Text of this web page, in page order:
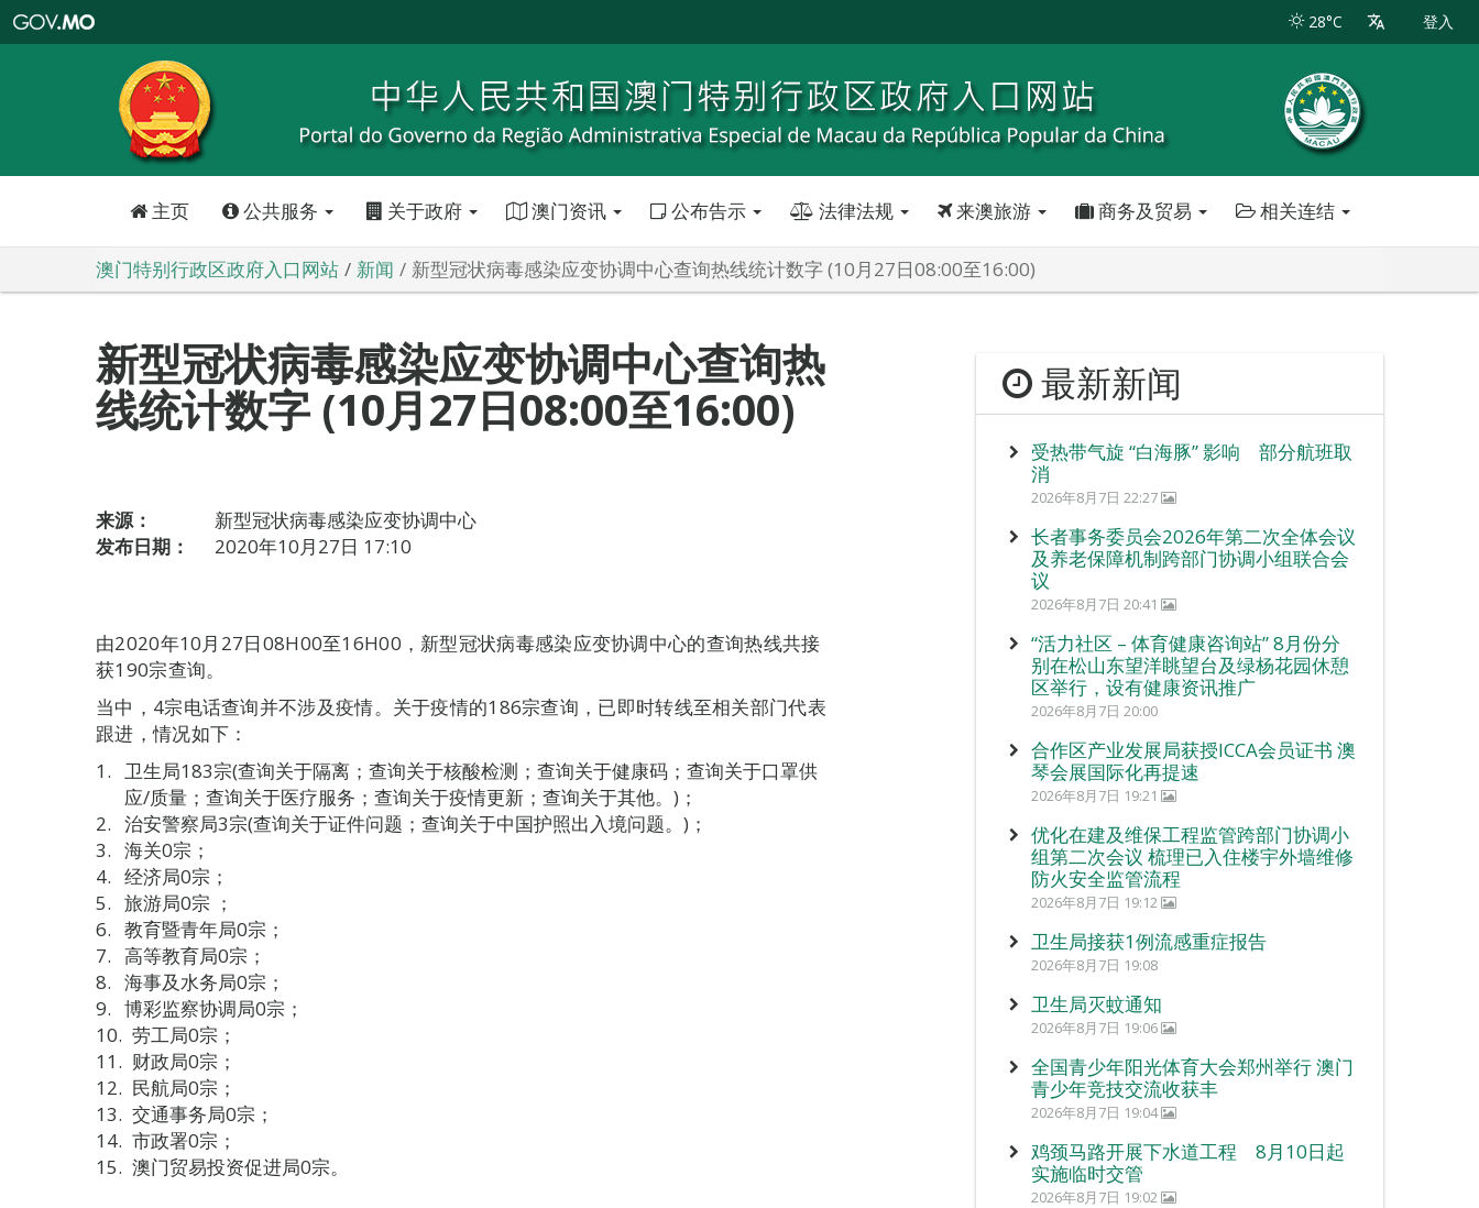
特
政
区
政
口
28°C 登入
主页 公共服务 关于政府 澳门资讯 公布告示 法律法规 来澳旅游 商务及贸易 相关连结
澳门特别行政区政府入口网站 新闻 新型冠状病毒感染应变协调中心查询热线统计数字 (10月27日08:00至16:00)
新型冠状病毒感染应变协调中心查询热
线统计数字 (10月27日08:00至16:00)
来源：
新型冠状病毒感染应变协调中心
发布日期：
2020年10月27日 17:10
由2020年10月27日08H00至16H00，新型冠状病毒感染应变协调中心的查询热线共接
获190宗查询。
当中，4宗电话查询并不涉及疫情。关于疫情的186宗查询，已即时转线至相关部门代表
跟进，情况如下：
卫生局183宗(查询关于隔离；查询关于核酸检测；查询关于健康码；查询关于口罩供
应/质量；查询关于医疗服务；查询关于疫情更新；查询关于其他。)；
治安警察局3宗(查询关于证件问题；查询关于中国护照出入境问题。)；
海关0宗；
经济局0宗；
旅游局0宗 ；
教育暨青年局0宗；
高等教育局0宗；
海事及水务局0宗；
博彩监察协调局0宗；
劳工局0宗；
财政局0宗；
民航局0宗；
交通事务局0宗；
市政署0宗；
澳门贸易投资促进局0宗。
最新新闻
受热带气旋 “白海豚” 影响 部分航班取
消
2026年8月7日 22:27
长者事务委员会2026年第二次全体会议
及养老保障机制跨部门协调小组联合会
议
2026年8月7日 20:41
“活力社区 – 体育健康咨询站” 8月份分
别在松山东望洋眺望台及绿杨花园休憩
区举行，设有健康资讯推广
2026年8月7日 20:00
合作区产业发展局获授ICCA会员证书 澳
琴会展国际化再提速
2026年8月7日 19:21
优化在建及维保工程监管跨部门协调小
组第二次会议 梳理已入住楼宇外墙维修
防火安全监管流程
2026年8月7日 19:12
卫生局接获1例流感重症报告
2026年8月7日 19:08
卫生局灭蚊通知
2026年8月7日 19:06
全国青少年阳光体育大会郑州举行 澳门
青少年竞技交流收获丰
2026年8月7日 19:04
鸡颈马路开展下水道工程 8月10日起
实施临时交管
2026年8月7日 19:02